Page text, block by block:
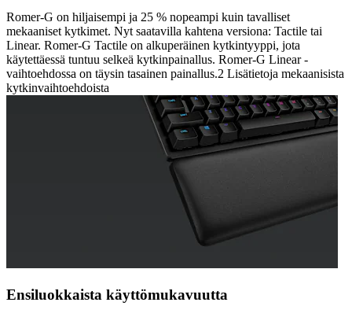
Romer-G on hiljaisempi ja 25 % nopeampi kuin tavalliset
mekaaniset kytkimet. Nyt saatavilla kahtena versiona: Tactile tai
Linear. Romer-G Tactile on alkuperäinen kytkintyyppi, jota
käytettäessä tuntuu selkeä kytkinpainallus. Romer-G Linear -
vaihtoehdossa on täysin tasainen painallus.2 Lisätietoja mekaanisista
kytkinvaihtoehdoista
Ensiluokkaista käyttömukavuutta